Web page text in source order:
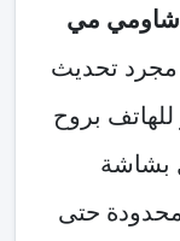
شاومي مي
تحديث
بروح
بشاشة
حتى